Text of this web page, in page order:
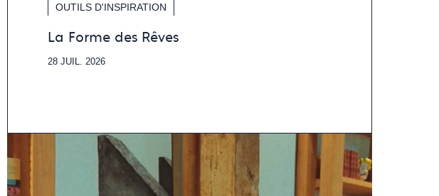
OUTILS D'INSPIRATION
La Forme des Rêves
28 JUIL. 2026